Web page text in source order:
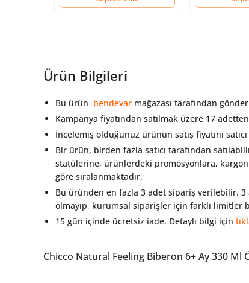
Ürün Bilgileri
Bu ürün bendevar mağazası tarafından
Kampanya fiyatından satılmak üzere 17
İncelemiş olduğunuz ürünün satış fiyatını
Bir ürün, birden fazla satıcı tarafından
statülerine, ürünlerdeki promosyonlara,
göre sıralanmaktadır.
Bu üründen en fazla 3 adet sipariş verilebilir.
olmayıp, kurumsal siparişler için farklı limitler
15 gün içinde ücretsiz iade. Detaylı bilgi için
Chicco Natural Feeling Biberon 6+ Ay 330 Ml